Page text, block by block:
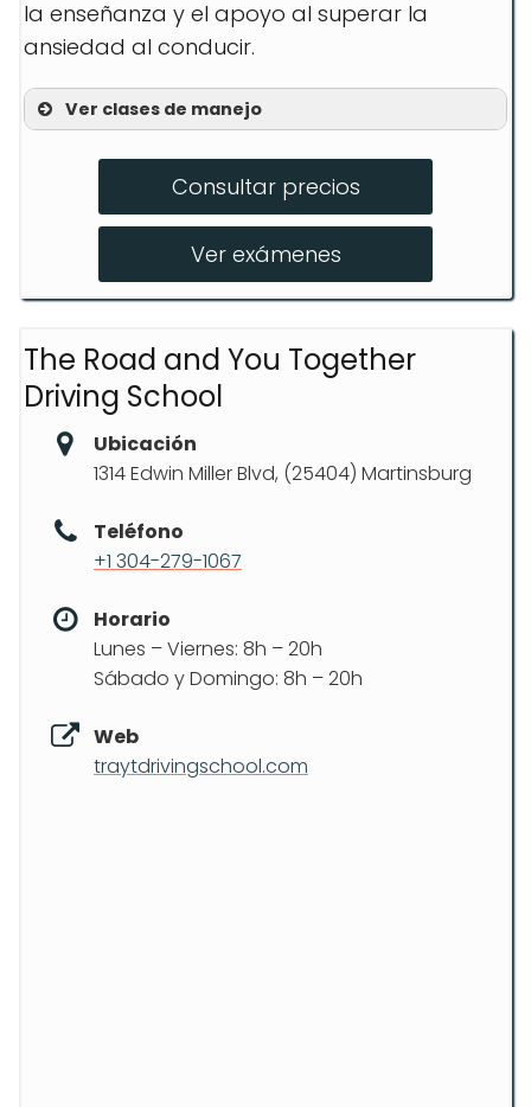
la enseñanza y el apoyo al superar la
ansiedad al conducir.
Ver clases de manejo
Conducción defensiva
Lecciones personalizadas
Consultar precios
Ver exámenes
The Road and You Together
Driving School
Ubicación
1314 Edwin Miller Blvd, (25404) Martinsburg
Teléfono
+1 304-279-1067
Horario
Lunes – Viernes: 8h – 20h
Sábado y Domingo: 8h – 20h
Web
traytdrivingschool.com